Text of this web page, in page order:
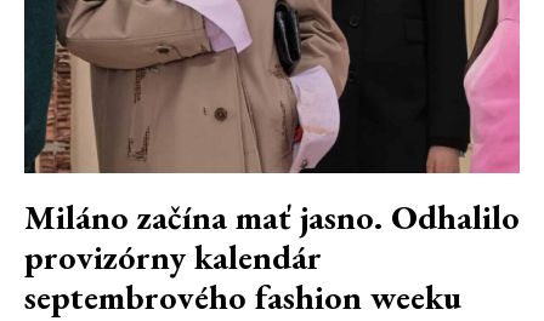
Miláno začína mať jasno. Odhalilo
provizórny kalendár
septembrového fashion weeku